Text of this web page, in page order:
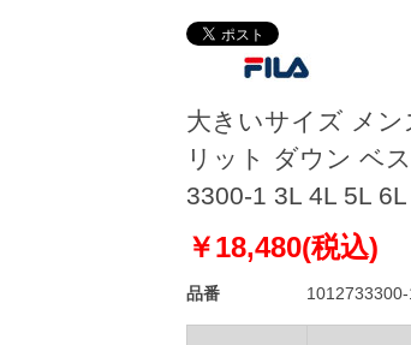
大きいサイズ メ
リット ダウン ベ
3300-1 3L 4L 5L 6L
￥18,480(税込)
品番 1012733300-